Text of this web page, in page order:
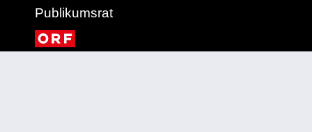
Publikumsrat